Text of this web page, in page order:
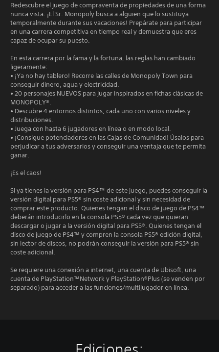
Redescubre el juego de compraventa de propiedades de una forma
nunca vista. ¡El Sr. Monopoly busca a alguien que lo sustituya
temporalmente durante sus vacaciones! Prepárate para participar
en una carrera competitiva en tiempo real y demuestra que eres
capaz de ocupar su puesto.
En esta carrera por la fama y la fortuna, las reglas han cambiado
ligeramente:
• ¡Ya no hay tablero! Recorre las calles de Monopoly Town para
conseguir dinero, agua y electricidad.
• 20 personajes NUEVOS para jugar inspirados en fichas clásicas de
MONOPOLY®.
• Descubre 4 entornos distintos, cada uno con varios niveles y
distribuciones.
• Juega con hasta 6 jugadores en línea o en modo local.
• ¡Consigue potenciadores en las Cajas de Comunidad! Úsalos para
perjudicar a tus adversarios y conseguir una ventaja que te permita
ganar.
¡Es el caos!
Si ya tienes la versión para PS4™ de este juego, puedes conseguir la
versión digital para PS5® sin coste adicional y sin necesidad de
comprar este producto. Quienes tengan el disco de juego de PS4™
deberán introducirlo en la consola PS5® cada vez que quieran
descargar o jugar a la versión digital para PS5®. Quienes tengan el
disco de juego de PS4™ y compren la consola PS5® edición digital,
sin lector de discos, no podrán conseguir la versión para PS5® sin
coste adicional.
Se requiere una conexión a internet, una cuenta de Ubisoft, una
cuenta de PlayStation™Network y PlayStation®Plus (se venden por
separado) para acceder a las funciones/multijugador en línea.